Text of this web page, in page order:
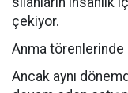
çekiyor.
Anma törenlerinde
Ancak aynı